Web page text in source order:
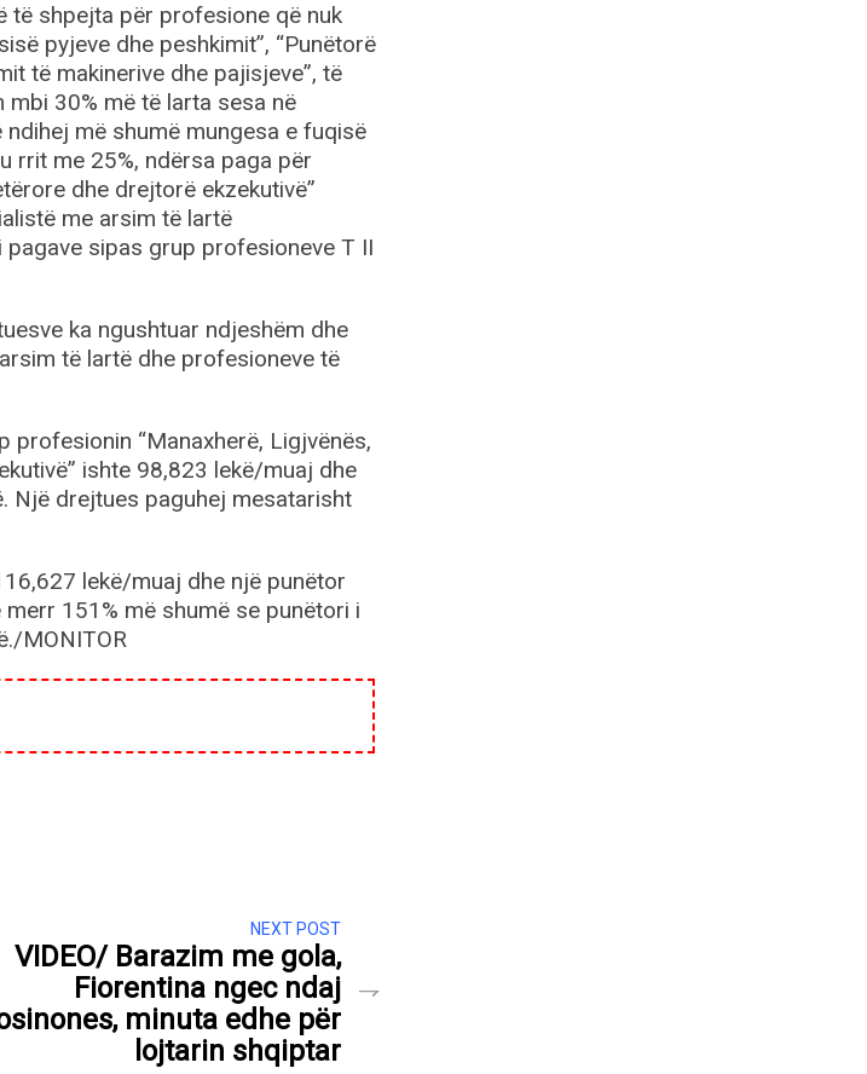
të shpejta për profesione që nuk
pyjeve dhe peshkimit”, “Punëtorë
të makinerive dhe pajisjeve”, të
30% më të larta sesa në
më shumë mungesa e fuqisë
rrit me 25%, ndërsa paga për
dhe drejtorë ekzekutivë”
me arsim të lartë
sipas grup profesioneve T II
ka ngushtuar ndjeshëm dhe
të lartë dhe profesioneve të
“Manaxherë, Ligjvënës,
ishte 98,823 lekë/muaj dhe
Një drejtues paguhej mesatarisht
lekë/muaj dhe një punëtor
151% më shumë se punëtori i
MONITOR
NEXT POST
VIDEO/ Barazim me gola,
Fiorentina ngec ndaj
minuta edhe për
lojtarin shqiptar